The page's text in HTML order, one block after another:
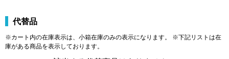
代替品
※カート内の在庫表示は、小箱在庫のみの表示になります。 ※下記リストは在
庫がある商品を表示しております。